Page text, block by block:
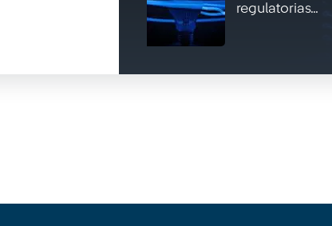
regulatorias...